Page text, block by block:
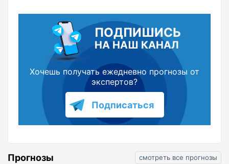
ПОДПИШИСЬ
НА НАШ КАНАЛ
Хочешь получать ежедневно прогнозы от
экспертов?
Подписаться
Прогнозы смотреть все прогнозы